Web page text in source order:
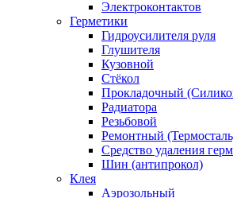
Электроконтактов
Герметики
Гидроусилителя руля
Глушителя
Кузовной
Стёкол
Прокладочный
Радиатора
Резьбовой
Ремонтный
Средство удаления
Шин (антипрокол)
Клея
Аэрозольный